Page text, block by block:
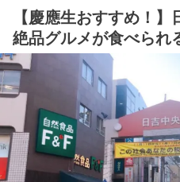
【慶應生おすすめ！
絶品グルメが食べられ